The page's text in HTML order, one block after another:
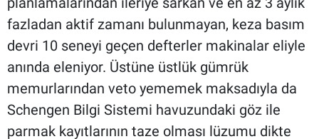
fazladan aktif zamanı bulunmayan, keza basım
devri 10 seneyi geçen defterler makinalar eliyle
anında eleniyor. Üstüne üstlük gümrük
memurlarından veto yememek maksadıyla da
Schengen Bilgi Sistemi havuzundaki göz ile
parmak kayıtlarının taze olması lüzumu dikte